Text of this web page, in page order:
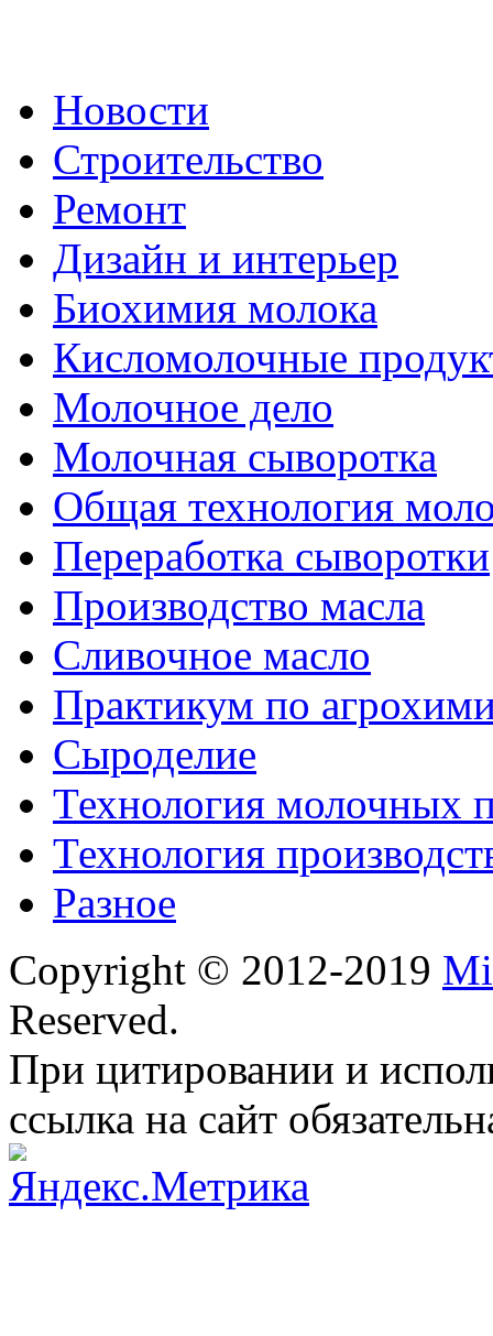
Новости
Строительство
Ремонт
Дизайн и интерьер
Биохимия молока
Кисломолочные
Молочное дело
Молочная сыворотка
Общая технология
Переработка сыворотки
Производство масла
Сливочное масло
Практикум по
Сыроделие
Технология молочных
Технология
Разное
Copyright © 2012-2019
Reserved.
При цитировании и
ссылка на сайт